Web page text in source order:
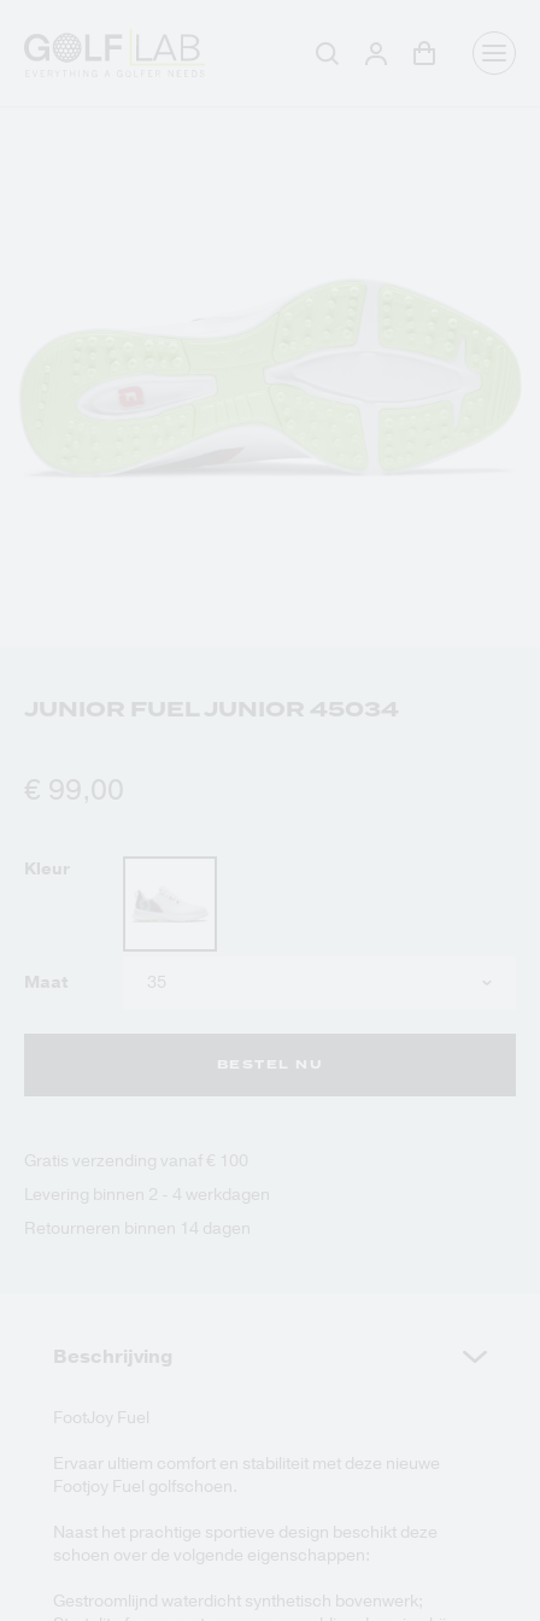
Zoeken AanmeldenWinkelwagen
JUNIOR FUEL JUNIOR 45034
€ 99,00
Kleur
Maat
BESTEL NU
Gratis verzending vanaf € 100
Levering binnen 2 - 4 werkdagen
Retourneren binnen 14 dagen
Beschrijving
FootJoy Fuel
Ervaar ultiem comfort en stabiliteit met deze nieuwe
Footjoy Fuel golfschoen.
Naast het prachtige sportieve design beschikt deze
schoen over de volgende eigenschappen:
Gestroomlijnd waterdicht synthetisch bovenwerk;